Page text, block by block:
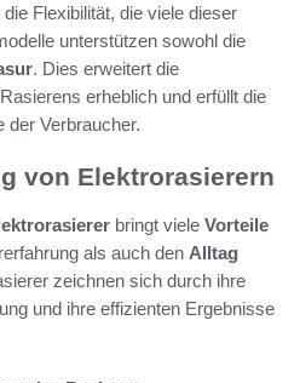
Flexibilität, die viele dieser
unterstützen sowohl die
. Dies erweitert die
erheblich und erfüllt die
der Verbraucher.
von Elektrorasierern
bringt viele Vorteile
als auch den Alltag
zeichnen sich durch ihre
und ihre effizienten Ergebnisse